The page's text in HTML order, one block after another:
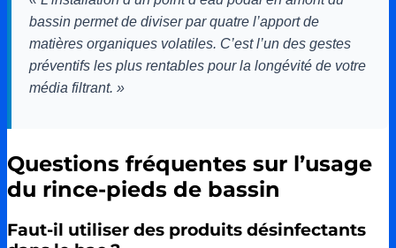
bassin permet de diviser par quatre l’apport de
matières organiques volatiles. C’est l’un des gestes
préventifs les plus rentables pour la longévité de votre
média filtrant. »
Questions fréquentes sur l’usage
du rince-pieds de bassin
Faut-il utiliser des produits désinfectants